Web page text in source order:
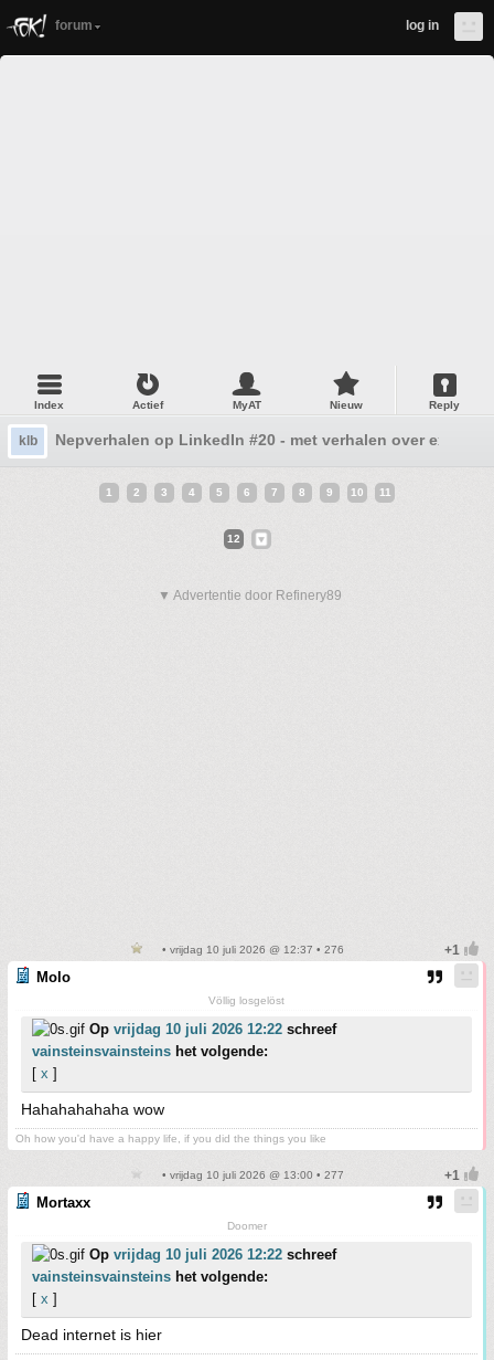
forum log in
Index Actief MyAT Nieuw Reply
klb Nepverhalen op LinkedIn #20 - met verhalen over exen
1 2 3 4 5 6 7 8 9 10 11
12
▼ Advertentie door Refinery89
• vrijdag 10 juli 2026 @ 12:37 • 276
Molo
Völlig losgelöst
Op vrijdag 10 juli 2026 12:22 schreef
vainsteinsvainsteins het volgende:
[ x ]
Hahahahahaha wow
Oh how you'd have a happy life, if you did the things you like
• vrijdag 10 juli 2026 @ 13:00 • 277
Mortaxx
Doomer
Op vrijdag 10 juli 2026 12:22 schreef
vainsteinsvainsteins het volgende:
[ x ]
Dead internet is hier